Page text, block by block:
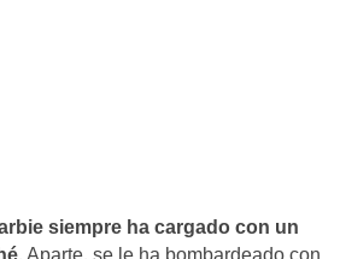
siempre ha cargado con un